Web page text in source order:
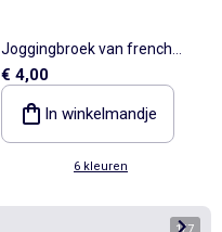
Joggingbroek van french
terry
€ 4,00
In winkelmandje
6 kleuren
1/7